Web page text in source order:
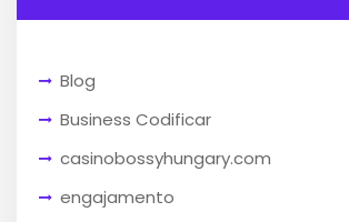
Blog
Business Codificar
casinobossyhungary.com
engajamento